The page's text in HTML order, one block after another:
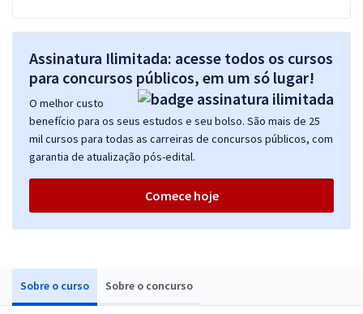
Sobre o curso Sobre o concurso
Assinatura Ilimitada: acesse todos os cursos
para concursos públicos, em um só lugar!
O melhor custo
benefício para os seus estudos e seu bolso. São mais de 25
mil cursos para todas as carreiras de concursos públicos, com
garantia de atualização pós-edital.
Comece hoje